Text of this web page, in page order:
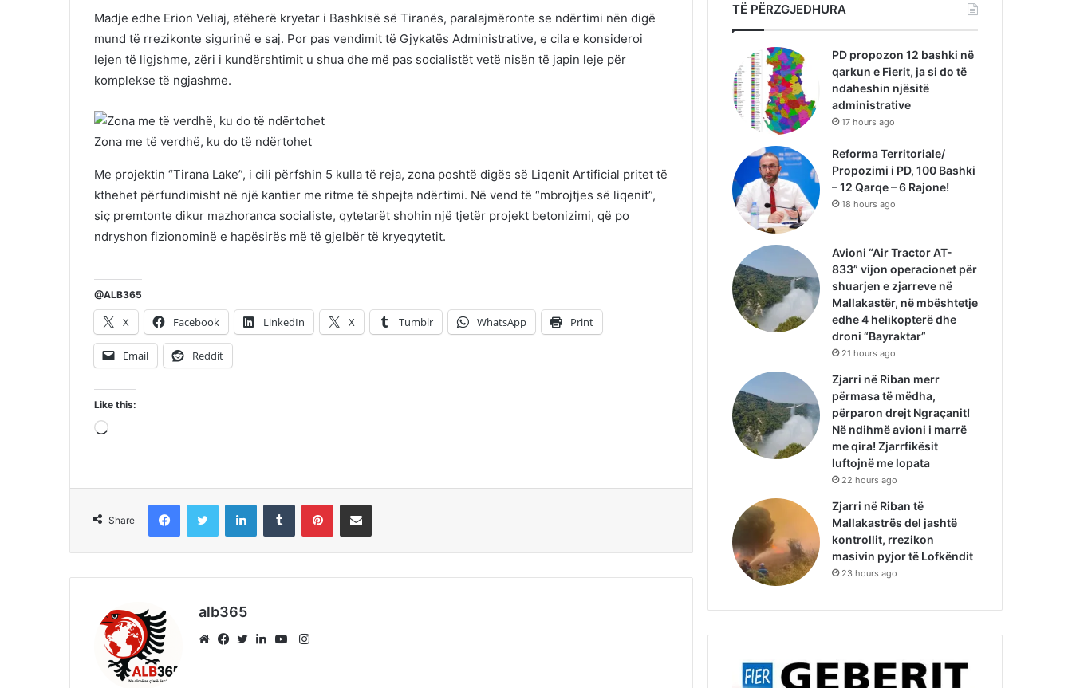
Madje edhe Erion Veliaj, atëherë kryetar i Bashkisë së Tiranës, paralajmëronte se ndërtimi nën digë
mund të rrezikonte sigurinë e saj. Por pas vendimit të Gjykatës Administrative, e cila e konsideroi
lejen të ligjshme, zëri i kundërshtimit u shua dhe më pas socialistët vetë nisën të japin leje për
komplekse të ngjashme.
Zona me të verdhë, ku do të ndërtohet
Me projektin “Tirana Lake”, i cili përfshin 5 kulla të reja, zona poshtë digës së Liqenit Artificial pritet të
kthehet përfundimisht në një kantier me ritme të shpejta ndërtimi. Në vend të “mbrojtjes së liqenit”,
siç premtonte dikur mazhoranca socialiste, qytetarët shohin një tjetër projekt betonizimi, që po
ndryshon fizionominë e hapësirës më të gjelbër të kryeqytetit.
@ALB365
X Facebook LinkedIn X Tumblr WhatsApp Print
Email Reddit
Like this:
Loading…
Share
FacebookTwitter LinkedInTumblr PinterestShare via Email
alb365
Instagram
TË PËRZGJEDHURA
PD propozon 12 bashki në
qarkun e Fierit, ja si do të
ndaheshin njësitë
administrative
17 hours ago
Reforma Territoriale/
Propozimi i PD, 100 Bashki
– 12 Qarqe – 6 Rajone!
18 hours ago
Avioni “Air Tractor AT-
833” vijon operacionet për
shuarjen e zjarreve në
Mallakastër, në mbështetje
edhe 4 helikopterë dhe
droni “Bayraktar”
21 hours ago
Zjarri në Riban merr
përmasa të mëdha,
përparon drejt Ngraçanit!
Në ndihmë avioni i marrë
me qira! Zjarrfikësit
luftojnë me lopata
22 hours ago
Zjarri në Riban të
Mallakastrës del jashtë
kontrollit, rrezikon
masivin pyjor të Lofkëndit
23 hours ago